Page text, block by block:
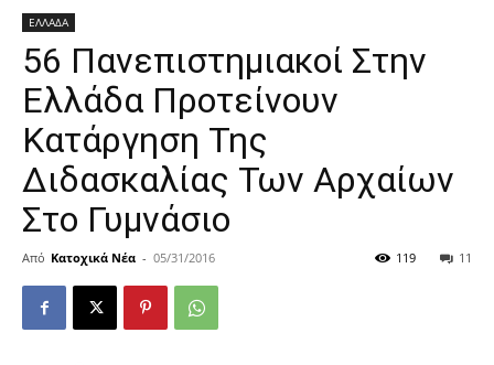
ΕΛΛΑΔΑ
56 Πανεπιστημιακοί Στην
Ελλάδα Προτείνουν
Κατάργηση Της
Διδασκαλίας Των Αρχαίων
Στο Γυμνάσιο
Από Κατοχικά Νέα - 05/31/2016 11
119